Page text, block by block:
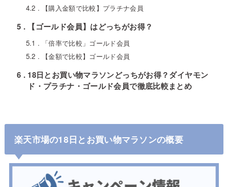
4.2
【購入金額で比較】プラチナ会員
5 【ゴールド会員】はどっちがお得？
5.1
「倍率で比較」ゴールド会員
5.2
【金額で比較】ゴールド会員
6
18日とお買い物マラソンどっちがお得？ダイヤモン
ド・プラチナ・ゴールド会員で徹底比較まとめ
楽天市場の18日とお買い物マラソンの概要